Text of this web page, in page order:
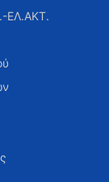
ΕΛ.ΑΚΤ.